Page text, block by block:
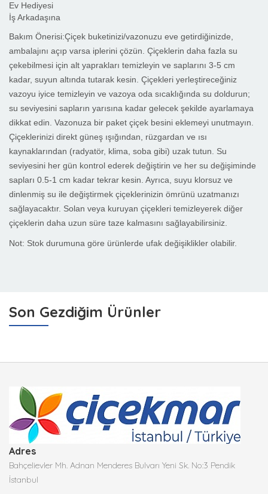
Ev Hediyesi
İş Arkadaşına
Bakım Önerisi:Çiçek buketinizi/vazonuzu eve getirdiğinizde,
ambalajını açıp varsa iplerini çözün. Çiçeklerin daha fazla su
çekebilmesi için alt yaprakları temizleyin ve saplarını 3-5 cm
kadar, suyun altında tutarak kesin. Çiçekleri yerleştireceğiniz
vazoyu iyice temizleyin ve vazoya oda sıcaklığında su doldurun;
su seviyesini sapların yarısına kadar gelecek şekilde ayarlamaya
dikkat edin. Vazonuza bir paket çiçek besini eklemeyi unutmayın.
Çiçeklerinizi direkt güneş ışığından, rüzgardan ve ısı
kaynaklarından (radyatör, klima, soba gibi) uzak tutun. Su
seviyesini her gün kontrol ederek değiştirin ve her su değişiminde
sapları 0.5-1 cm kadar tekrar kesin. Ayrıca, suyu klorsuz ve
dinlenmiş su ile değiştirmek çiçeklerinizin ömrünü uzatmanızı
sağlayacaktır. Solan veya kuruyan çiçekleri temizleyerek diğer
çiçeklerin daha uzun süre taze kalmasını sağlayabilirsiniz.
Not: Stok durumuna göre ürünlerde ufak değişiklikler olabilir.
Son Gezdiğim Ürünler
Adres
Bahçelievler Mh. Adnan Menderes Bulvarı Yeni Sk. No:3 Pendik
İstanbul